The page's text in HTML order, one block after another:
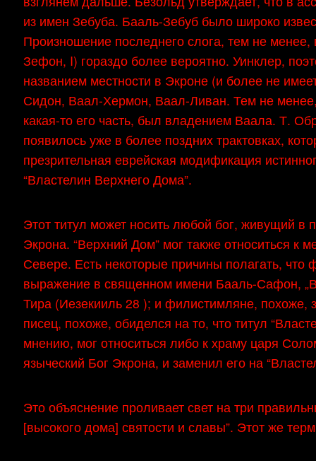
из имен Зебуба. Бааль-Зебуб было широко
Произношение последнего слога, тем не
Зефон, I) гораздо более вероятно. Уинклер,
названием местности в Экроне (и более не
Сидон, Ваал-Хермон, Ваал-Ливан. Тем не
какая-то его часть, был владением Ваала. Т.
появилось уже в более поздних трактовках,
презрительная еврейская модификация
“Властелин Верхнего Дома”.
Этот титул может носить любой бог, живущий в
Экрона. “Верхний Дом” мог также относиться к
Севере. Есть некоторые причины полагать,
выражение в священном имени Бааль-Сафон,
Тира (Иезекииль 28 ); и филистимляне, похоже,
писец, похоже, обиделся на то, что титул
мнению, мог относиться либо к храму царя
языческий Бог Экрона, и заменил его на
Это объяснение проливает свет на три
[высокого дома] святости и славы”. Этот же